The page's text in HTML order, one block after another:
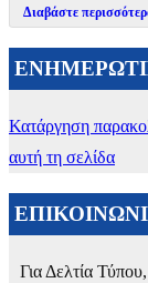
Διαβάστε
Κατάργηση
αυτή τη σελίδα
Για Δελτία